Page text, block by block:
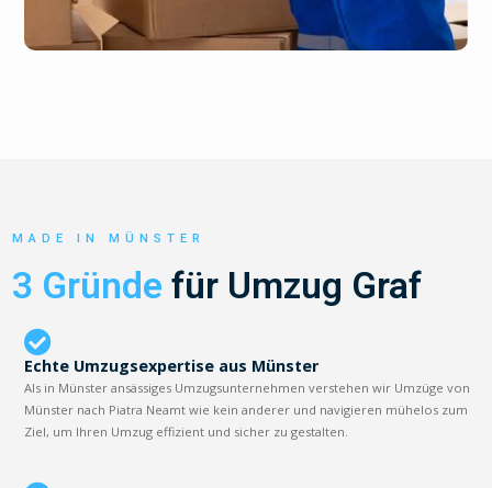
MADE IN MÜNSTER
3 Gründe für Umzug Graf
Echte Umzugsexpertise aus Münster
Als in Münster ansässiges Umzugsunternehmen verstehen wir Umzüge von
Münster nach Piatra Neamt wie kein anderer und navigieren mühelos zum
Ziel, um Ihren Umzug effizient und sicher zu gestalten.